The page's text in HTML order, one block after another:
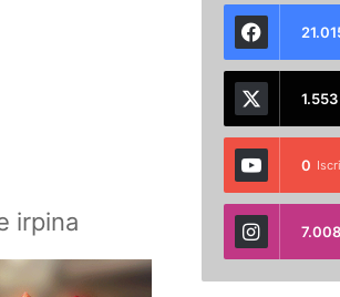
irpina
1.553
0
7.008